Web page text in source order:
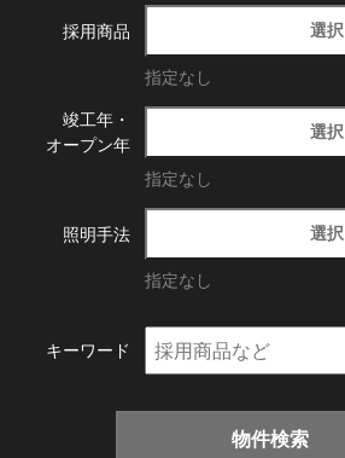
採用商品 選択
指定なし
竣工年・
オープン年
選択
指定なし
照明手法 選択
指定なし
キーワード
物件検索